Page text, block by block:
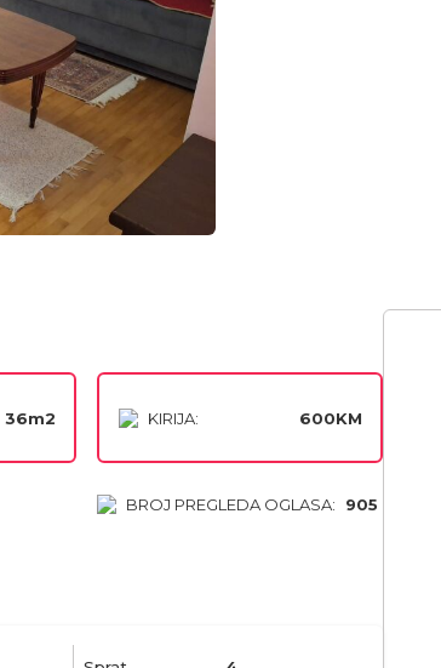
36m2 KIRIJA: 600KM
BROJ PREGLEDA OGLASA: 905